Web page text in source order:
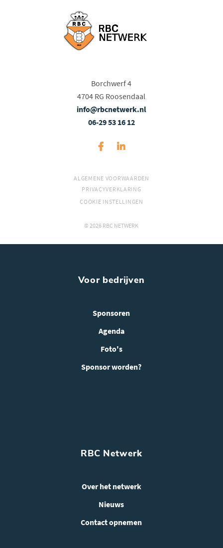
Borchwerf 4
4704 RG Roosendaal
info@rbcnetwerk.nl
06-29 53 16 12
ALGEMENE VOORWAARDEN
PRIVACYVERKLARING
COOKIE INSTELLINGEN
© 2026 RBC NETWERK
Voor bedrijven
Sponsoren
Agenda
Foto's
Sponsor worden?
RBC Netwerk
Over het netwerk
Nieuws
Contact opnemen